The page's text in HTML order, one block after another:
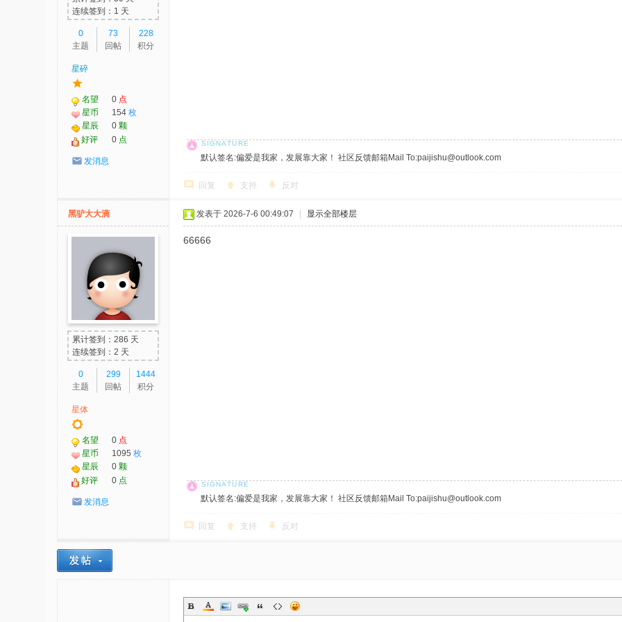
连续签到：1 天
0
主题
73
回帖
228
积分
星碎
名望 0 点
星币
154 枚
星辰
0 颗
好评
0 点
发消息 默认签名:偏爱是我家，发展靠大家！ 社区反馈邮箱Mail To:paijishu@outlook.com
回复 支持 反对
黑驴大大滴
累计签到：286 天
连续签到：2 天
0
主题
299
回帖
1444
积分
星体
名望 0 点
星币
1095 枚
星辰
0 颗
好评
0 点
发消息
发表于 2026-7-6 00:49:07 显示全部楼层
66666
默认签名:偏爱是我家，发展靠大家！ 社区反馈邮箱Mail To:paijishu@outlook.com
回复 支持 反对